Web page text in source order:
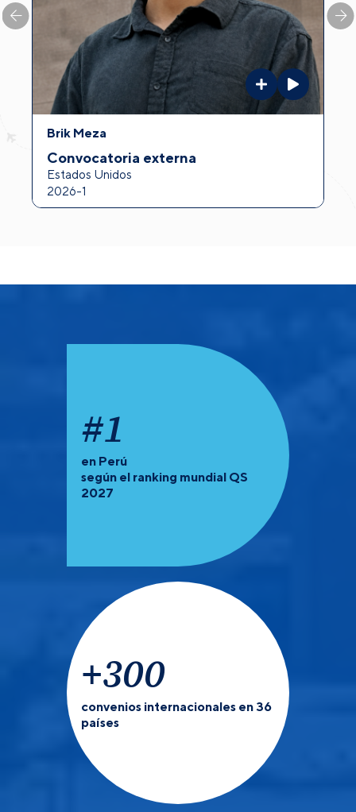
Brik Meza
Convocatoria externa
Estados Unidos
2026-1
#1
en Perú
según el ranking mundial QS
2027
+300
convenios internacionales en 36
países